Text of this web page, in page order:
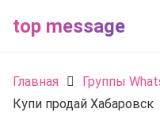
top message
Главная
Группы
Купи продай Хабаровск